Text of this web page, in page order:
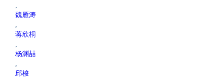
,
魏雁涛
,
蒋欣桐
,
杨渊喆
,
邱梭